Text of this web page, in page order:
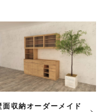
面収納オーダーメイド